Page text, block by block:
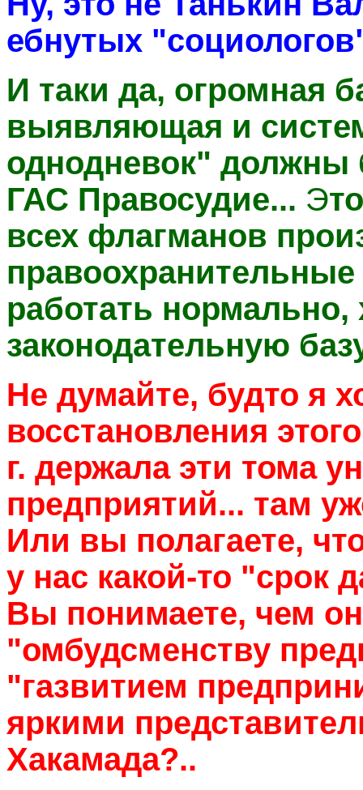
ебнутых
И таки да, огромная
выявляющая и
однодневок"
ГАС Правосудие... Э
всех флагманов
работать нормально,
законодательную
Не думайте, будто я
восстановления
г. держала эти тома
предприятий... там
Или вы полагаете,
у нас какой-то "срок
Вы понимаете, чем
"омбудсменству
"газвитием
яркими
Хакамада?..